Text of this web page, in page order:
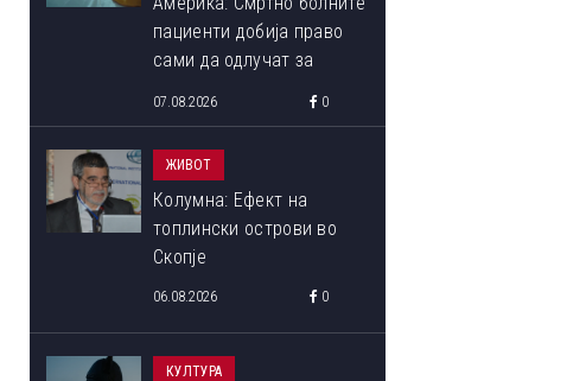
пациенти добија право
сами да одлучат за
07.08.2026 0
ЖИВОТ
Колумна: Ефект на
топлински острови во
Скопје
06.08.2026 0
КУЛТУРА